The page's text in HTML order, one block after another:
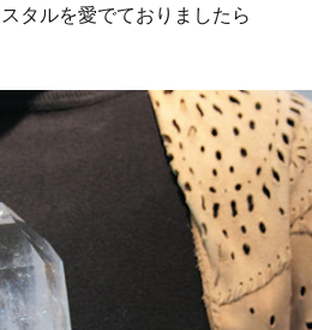
タルを愛でておりましたら